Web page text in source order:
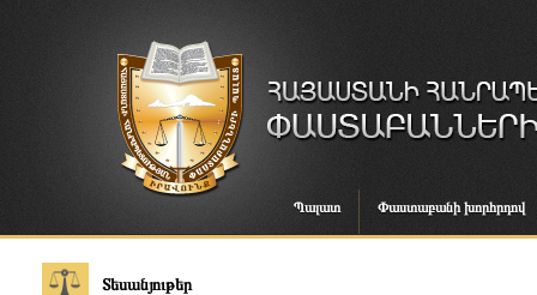
Պալատ Փաստաբանի խորհրդով
Տեսանյութեր